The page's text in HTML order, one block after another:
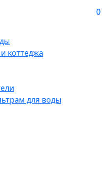
0
0
коттеджа
для воды